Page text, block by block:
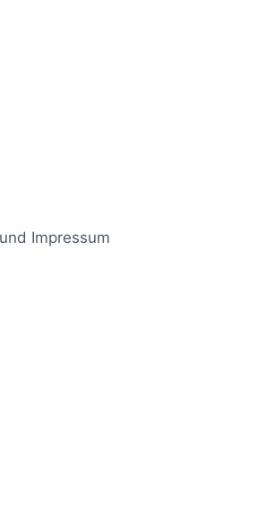
Impressum